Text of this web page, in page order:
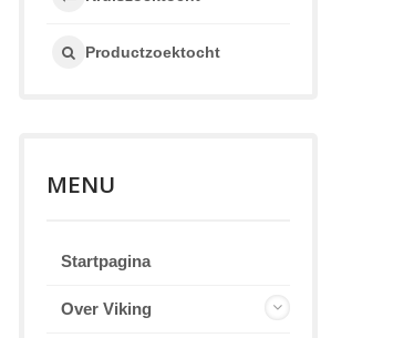
Productzoektocht
MENU
Startpagina
Over Viking